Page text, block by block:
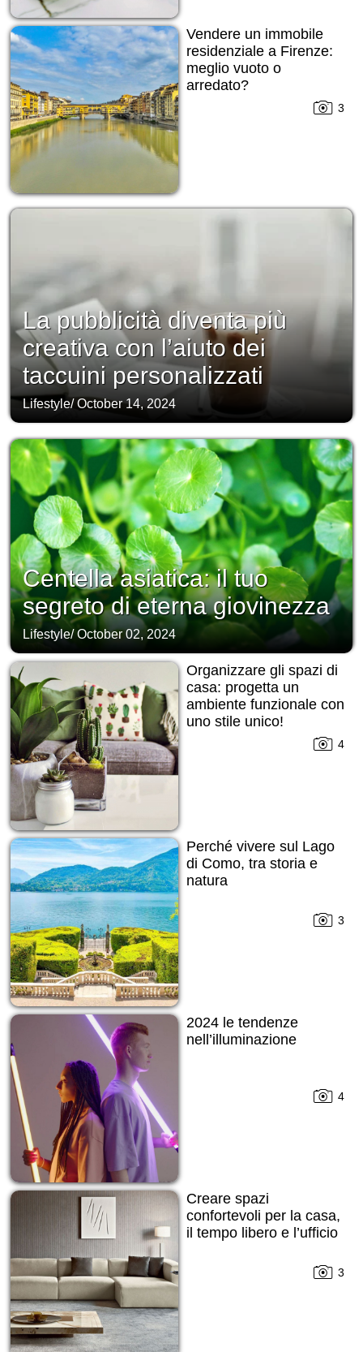
Vendere un immobile
residenziale a Firenze:
meglio vuoto o
arredato?
3
La pubblicità diventa più
creativa con l’aiuto dei
taccuini personalizzati
Lifestyle/October 14, 2024
Centella asiatica: il tuo
segreto di eterna giovinezza
Lifestyle/October 02, 2024
Organizzare gli spazi di
casa: progetta un
ambiente funzionale con
uno stile unico!
4
Perché vivere sul Lago
di Como, tra storia e
natura
3
2024 le tendenze
nell’illuminazione
4
Creare spazi
confortevoli per la casa,
il tempo libero e l’ufficio
3